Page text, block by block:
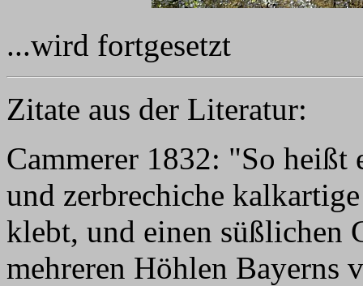
...wird fortgesetzt
Zitate aus der Literatur:
Cammerer 1832: "So heißt
und zerbrechiche
klebt, und einen süßlichen
mehreren Höhlen Bayerns